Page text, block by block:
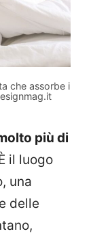
che assorbe i
più di
il luogo
una
delle